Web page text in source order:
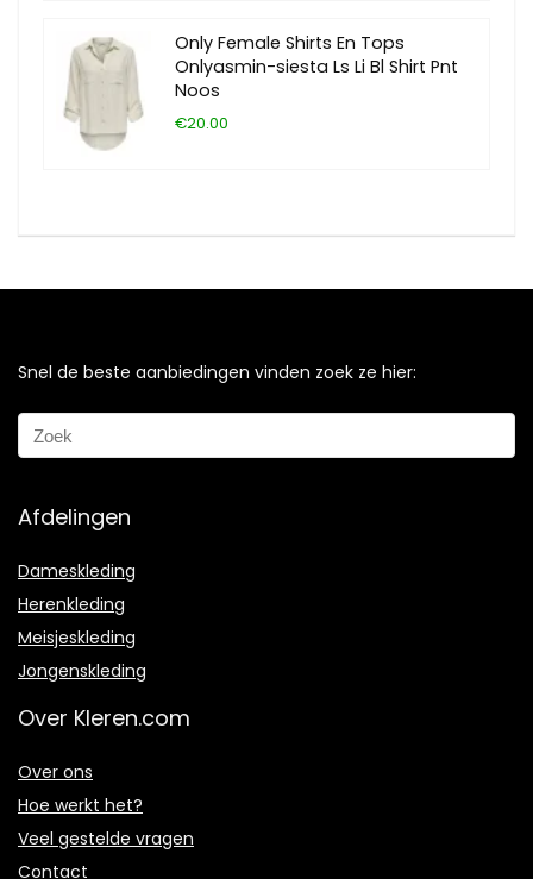
Only Female Shirts En Tops
Onlyasmin-siesta Ls Li Bl Shirt Pnt
Noos
€20.00
Snel de beste aanbiedingen vinden zoek ze hier:
Afdelingen
Dameskleding
Herenkleding
Meisjeskleding
Jongenskleding
Over Kleren.com
Over ons
Hoe werkt het?
Veel gestelde vragen
Contact